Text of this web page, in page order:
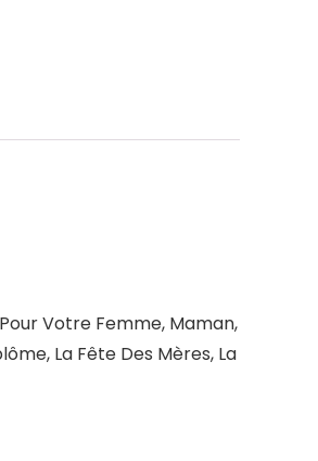
Votre Femme, Maman,
La Fête Des Mères, La